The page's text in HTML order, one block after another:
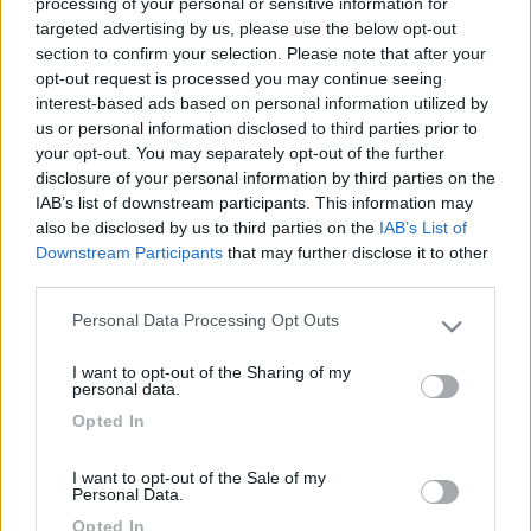
processing of your personal or sensitive information for
targeted advertising by us, please use the below opt-out
section to confirm your selection. Please note that after your
opt-out request is processed you may continue seeing
interest-based ads based on personal information utilized by
us or personal information disclosed to third parties prior to
your opt-out. You may separately opt-out of the further
disclosure of your personal information by third parties on the
IAB’s list of downstream participants. This information may
also be disclosed by us to third parties on the IAB’s List of
Downstream Participants that may further disclose it to other
Please note that this website/app uses one or more Google
not limited to your visit or usage behaviour. You may click to
use your data for below specified purposes in below Google
Personal Data Processing Opt Outs
I want to opt-out of the Sharing of my
personal data.
Opted In
I want to opt-out of the Sale of my
Personal Data.
Opted In
possibilità di sosta, consigli su come muoversi, strade migliori
per le foto più belle, località di interesse (visto che siamo lì....!).
Conto su chi ci è già stato o su abitanti della zona per sapere di
tutto e di più. Grazie mille Loredanaid="Comic Sans
MS">id="size2">id="blue">
280955
462
Inserito il31/03/2009 alle: 00:08:20
Ciao Loredana. Lo spettacolo che stai aspettando, se capiti nei
giorni giusti, è certamente meraviglioso. Possibilità di sosta, sino
ttenzione a stare negli spazi delimitati, altrimenti rischi una
centianaia di camper. Portai la bici e la giacca a vento per la
notte): Abitanti della zona: poche persone nel paese sopra la
jerrymouse
10327